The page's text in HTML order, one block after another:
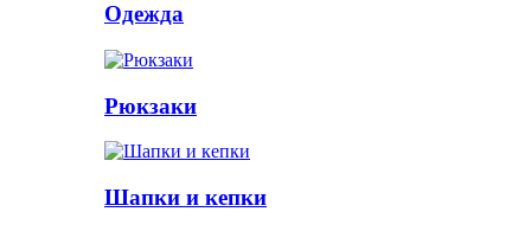
Одежда
Рюкзаки
Шапки и кепки